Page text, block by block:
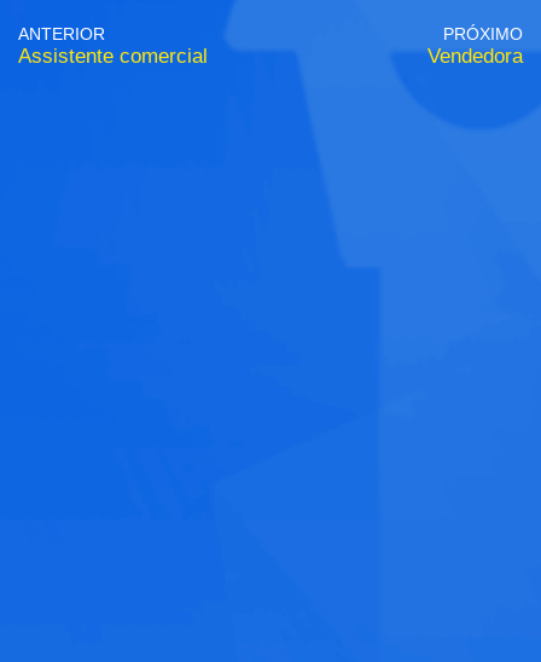
ANTERIOR
Assistente comercial
PRÓXIMO
Vendedora